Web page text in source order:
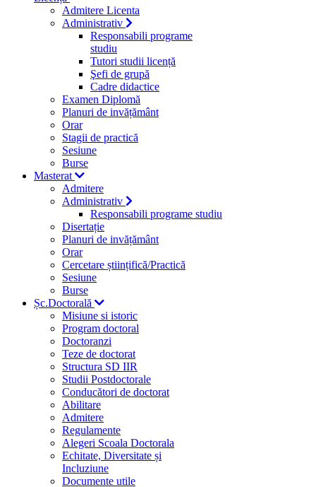
Admitere Licenta
Administrativ
Responsabili programe
studiu
Tutori studii licență
Şefi de grupă
Cadre didactice
Examen Diplomă
Planuri de invățământ
Orar
Stagii de practică
Sesiune
Burse
Masterat
Admitere
Administrativ
Responsabili programe studiu
Disertație
Planuri de invățământ
Orar
Cercetare științifică/Practică
Sesiune
Burse
Șc.Doctorală
Misiune si istoric
Program doctoral
Doctoranzi
Teze de doctorat
Structura SD IIR
Studii Postdoctorale
Conducători de doctorat
Abilitare
Admitere
Regulamente
Alegeri Scoala Doctorala
Echitate, Diversitate și
Incluziune
Documente utile